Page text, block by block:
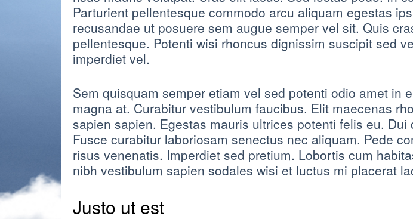
Parturient pellentesque commodo arcu aliquam egestas
recusandae ut posuere sem augue semper vel sit. Quis
pellentesque. Potenti wisi rhoncus dignissim suscipit sed
imperdiet vel.
Sem quisquam semper etiam vel sed potenti odio amet in
magna at. Curabitur vestibulum faucibus. Elit maecenas
sapien sapien. Egestas mauris ultrices potenti felis eu.
Fusce curabitur laboriosam senectus nec aliquam. Pede
risus venenatis. Imperdiet sed pretium. Lobortis cum
nibh vestibulum sapien sodales wisi et luctus mi placerat
Justo ut est